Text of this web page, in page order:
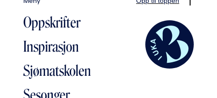
Oppskrifter
Inspirasjon
Sjømatskolen